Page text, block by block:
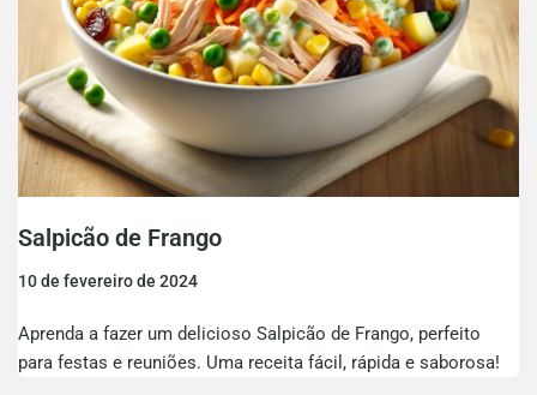
Salpicão de Frango
10 de fevereiro de 2024
Aprenda a fazer um delicioso Salpicão de Frango, perfeito
para festas e reuniões. Uma receita fácil, rápida e saborosa!